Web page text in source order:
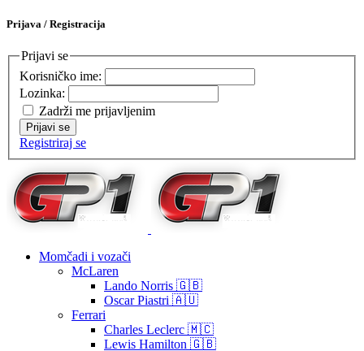
Prijava / Registracija
Prijavi se
Korisničko ime:
Lozinka:
Zadrži me prijavljenim
Prijavi se
Registriraj se
Momčadi i vozači
McLaren
Lando Norris 🇬🇧
Oscar Piastri 🇦🇺
Ferrari
Charles Leclerc 🇲🇨
Lewis Hamilton 🇬🇧